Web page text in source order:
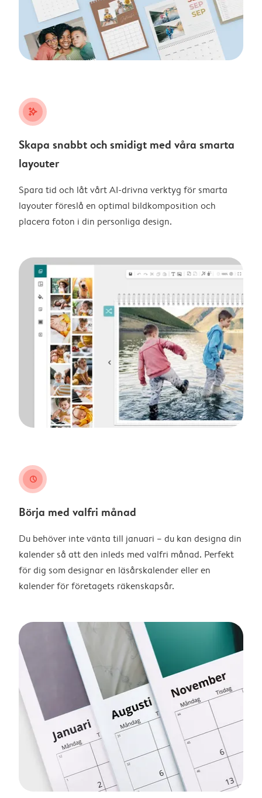
stars_plus
Skapa snabbt och smidigt med våra smarta
layouter
Spara tid och låt vårt AI-drivna verktyg för smarta
layouter föreslå en optimal bildkomposition och
placera foton i din personliga design.
clock
Börja med valfri månad
Du behöver inte vänta till januari – du kan designa din
kalender så att den inleds med valfri månad. Perfekt
för dig som designar en läsårskalender eller en
kalender för företagets räkenskapsår.